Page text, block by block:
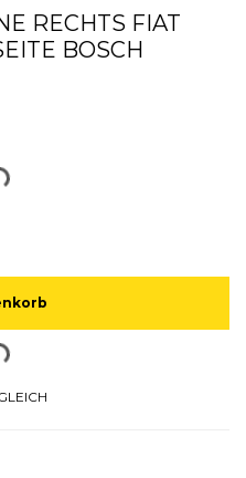
RECHTS FIAT
BOSCH